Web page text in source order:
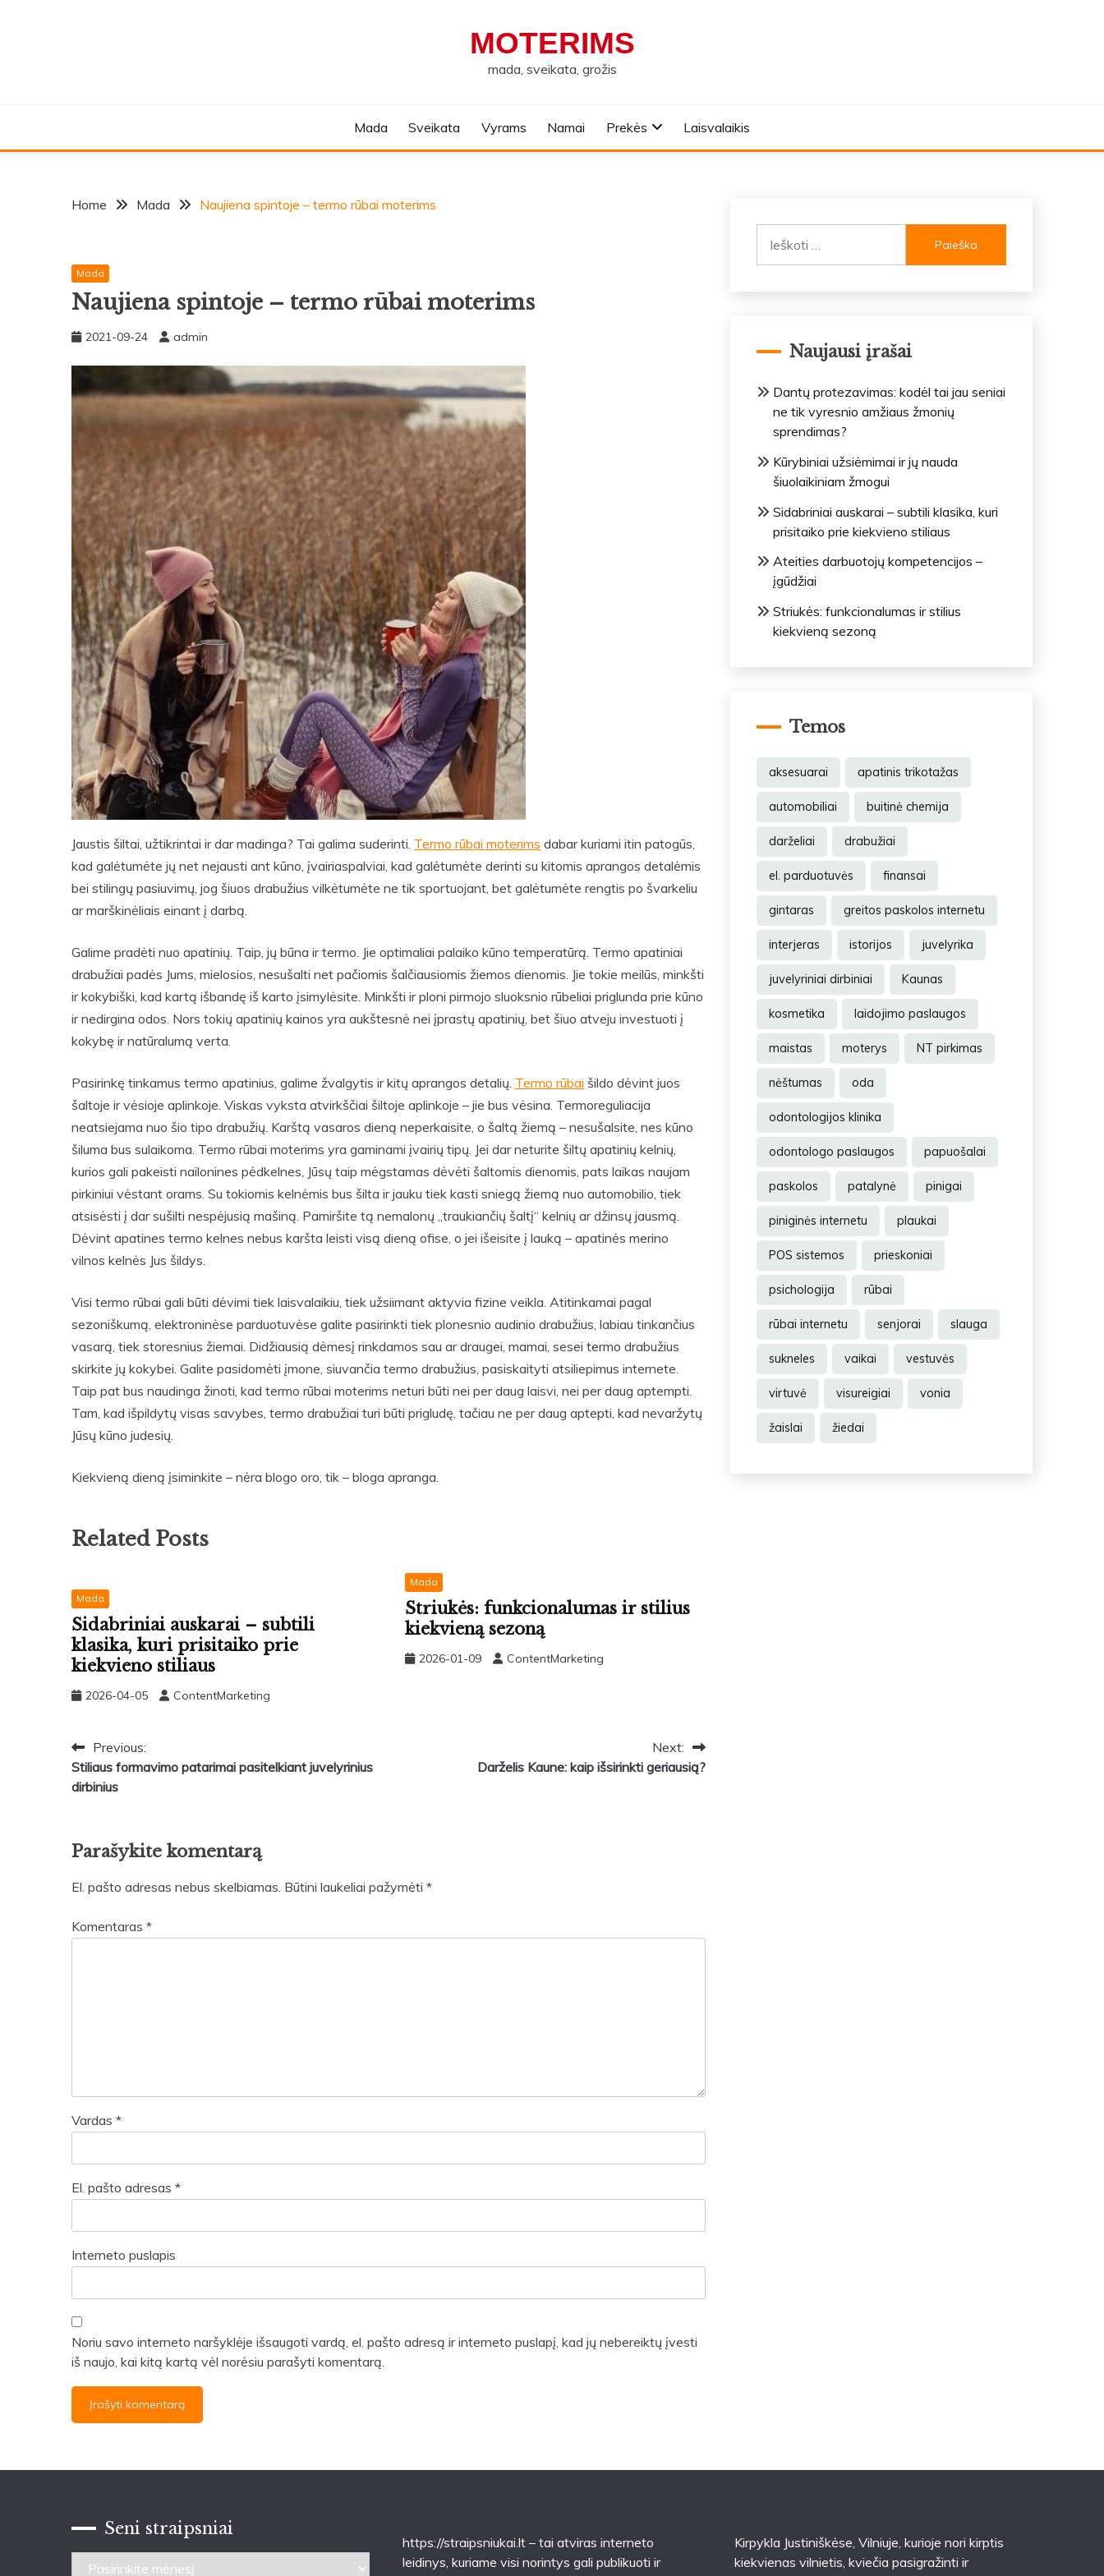
MOTERIMS
mada, sveikata, grožis
Mada Sveikata Vyrams Namai Prekės Laisvalaikis
Home Mada Naujiena spintoje – termo rūbai moterims
Mada
Naujiena spintoje – termo rūbai moterims
2021-09-24 admin
Jaustis šiltai, užtikrintai ir dar madinga? Tai galima suderinti. Termo rūbai moterims dabar kuriami itin patogūs,
kad galėtumėte jų net nejausti ant kūno, įvairiaspalviai, kad galėtumėte derinti su kitomis aprangos detalėmis
bei stilingų pasiuvimų, jog šiuos drabužius vilkėtumėte ne tik sportuojant, bet galėtumėte rengtis po švarkeliu
ar marškinėliais einant į darbą.
Galime pradėti nuo apatinių. Taip, jų būna ir termo. Jie optimaliai palaiko kūno temperatūrą. Termo apatiniai
drabužiai padės Jums, mielosios, nesušalti net pačiomis šalčiausiomis žiemos dienomis. Jie tokie meilūs, minkšti
ir kokybiški, kad kartą išbandę iš karto įsimylėsite. Minkšti ir ploni pirmojo sluoksnio rūbeliai priglunda prie kūno
ir nedirgina odos. Nors tokių apatinių kainos yra aukštesnė nei įprastų apatinių, bet šiuo atveju investuoti į
kokybę ir natūralumą verta.
Pasirinkę tinkamus termo apatinius, galime žvalgytis ir kitų aprangos detalių. Termo rūbai šildo dėvint juos
šaltoje ir vėsioje aplinkoje. Viskas vyksta atvirkščiai šiltoje aplinkoje – jie bus vėsina. Termoreguliacija
neatsiejama nuo šio tipo drabužių. Karštą vasaros dieną neperkaisite, o šaltą žiemą – nesušalsite, nes kūno
šiluma bus sulaikoma. Termo rūbai moterims yra gaminami įvairių tipų. Jei dar neturite šiltų apatinių kelnių,
kurios gali pakeisti nailonines pėdkelnes, Jūsų taip mėgstamas dėvėti šaltomis dienomis, pats laikas naujam
pirkiniui vėstant orams. Su tokiomis kelnėmis bus šilta ir jauku tiek kasti sniegą žiemą nuo automobilio, tiek
atsisėsti į dar sušilti nespėjusią mašiną. Pamiršite tą nemalonų „traukiančių šaltį“ kelnių ar džinsų jausmą.
Dėvint apatines termo kelnes nebus karšta leisti visą dieną ofise, o jei išeisite į lauką – apatinės merino
vilnos kelnės Jus šildys.
Visi termo rūbai gali būti dėvimi tiek laisvalaikiu, tiek užsiimant aktyvia fizine veikla. Atitinkamai pagal
sezoniškumą, elektroninėse parduotuvėse galite pasirinkti tiek plonesnio audinio drabužius, labiau tinkančius
vasarą, tiek storesnius žiemai. Didžiausią dėmesį rinkdamos sau ar draugei, mamai, sesei termo drabužius
skirkite jų kokybei. Galite pasidomėti įmone, siuvančia termo drabužius, pasiskaityti atsiliepimus internete.
Taip pat bus naudinga žinoti, kad termo rūbai moterims neturi būti nei per daug laisvi, nei per daug aptempti.
Tam, kad išpildytų visas savybes, termo drabužiai turi būti prigludę, tačiau ne per daug aptepti, kad nevaržytų
Jūsų kūno judesių.
Kiekvieną dieną įsiminkite – nėra blogo oro, tik – bloga apranga.
Related Posts
Mada
Sidabriniai auskarai – subtili
klasika, kuri prisitaiko prie
kiekvieno stiliaus
2026-04-05 ContentMarketing
Mada
Striukės: funkcionalumas ir stilius
kiekvieną sezoną
2026-01-09 ContentMarketing
Navigacija
tarp
Previous:
Stiliaus formavimo patarimai pasitelkiant juvelyrinius
dirbinius
Next:
Darželis Kaune: kaip išsirinkti geriausią?
Parašykite komentarą
El. pašto adresas nebus skelbiamas. Būtini laukeliai pažymėti *
Komentaras *
Vardas *
El. pašto adresas *
Interneto puslapis
Noriu savo interneto naršyklėje išsaugoti vardą, el. pašto adresą ir interneto puslapį, kad jų nebereiktų įvesti
iš naujo, kai kitą kartą vėl norėsiu parašyti komentarą.
Naujausi įrašai
Dantų protezavimas: kodėl tai jau seniai
ne tik vyresnio amžiaus žmonių
sprendimas?
Kūrybiniai užsiėmimai ir jų nauda
šiuolaikiniam žmogui
Sidabriniai auskarai – subtili klasika, kuri
prisitaiko prie kiekvieno stiliaus
Ateities darbuotojų kompetencijos –
įgūdžiai
Striukės: funkcionalumas ir stilius
kiekvieną sezoną
Temos
aksesuarai apatinis trikotažas
automobiliai buitinė chemija
darželiai drabužiai
el. parduotuvės finansai
gintaras greitos paskolos internetu
interjeras istorijos juvelyrika
juvelyriniai dirbiniai Kaunas
kosmetika laidojimo paslaugos
maistas moterys NT pirkimas
nėštumas oda
odontologijos klinika
odontologo paslaugos papuošalai
paskolos patalynė pinigai
piniginės internetu plaukai
POS sistemos prieskoniai
psichologija rūbai
rūbai internetu senjorai slauga
sukneles vaikai vestuvės
virtuvė visureigiai vonia
žaislai žiedai
Seni straipsniai
Seni
https://straipsniukai.lt – tai atviras interneto
leidinys, kuriame visi norintys gali publikuoti ir
Kirpykla Justiniškėse, Vilniuje, kurioje nori kirptis
kiekvienas vilnietis, kviečia pasigražinti ir